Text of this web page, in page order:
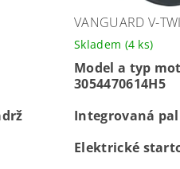
VANGUARD V-
Skladem (4 ks)
Model a typ
3054470614H5
Integrovaná
Elektrické